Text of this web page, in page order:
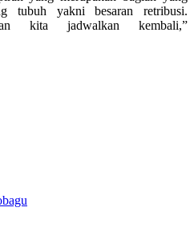
tubuh yakni besaran retribusi.
kita jadwalkan kembali,”